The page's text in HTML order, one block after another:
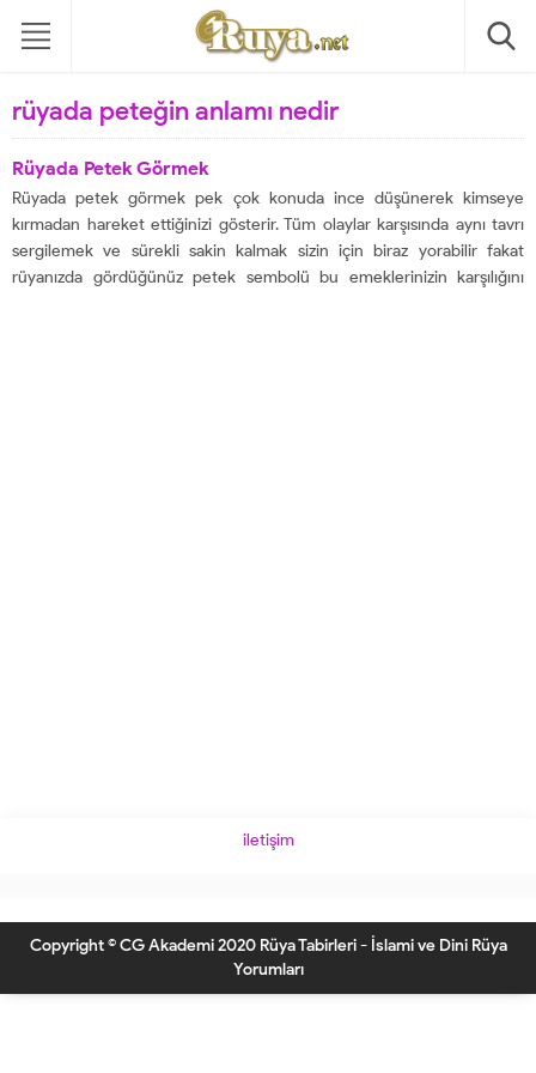
rüyada peteğin anlamı nedir
Rüyada Petek Görmek
Rüyada petek görmek pek çok konuda ince düşünerek kimseye
kırmadan hareket ettiğinizi gösterir. Tüm olaylar karşısında aynı tavrı
sergilemek ve sürekli sakin kalmak sizin için biraz yorabilir fakat
rüyanızda gördüğünüz petek sembolü bu emeklerinizin karşılığını
iletişim
Copyright © CG Akademi 2020 Rüya Tabirleri - İslami ve Dini Rüya
Yorumları